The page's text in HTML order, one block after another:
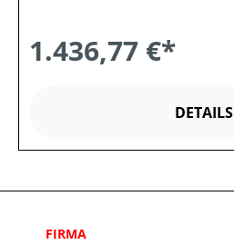
1.436,77 €*
DETAILS
FIRMA